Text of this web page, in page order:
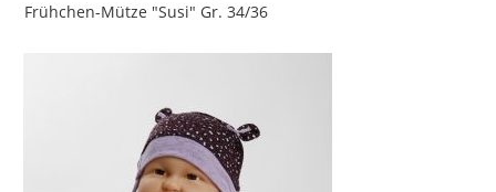
Frühchen-Mütze "Susi" Gr. 34/36